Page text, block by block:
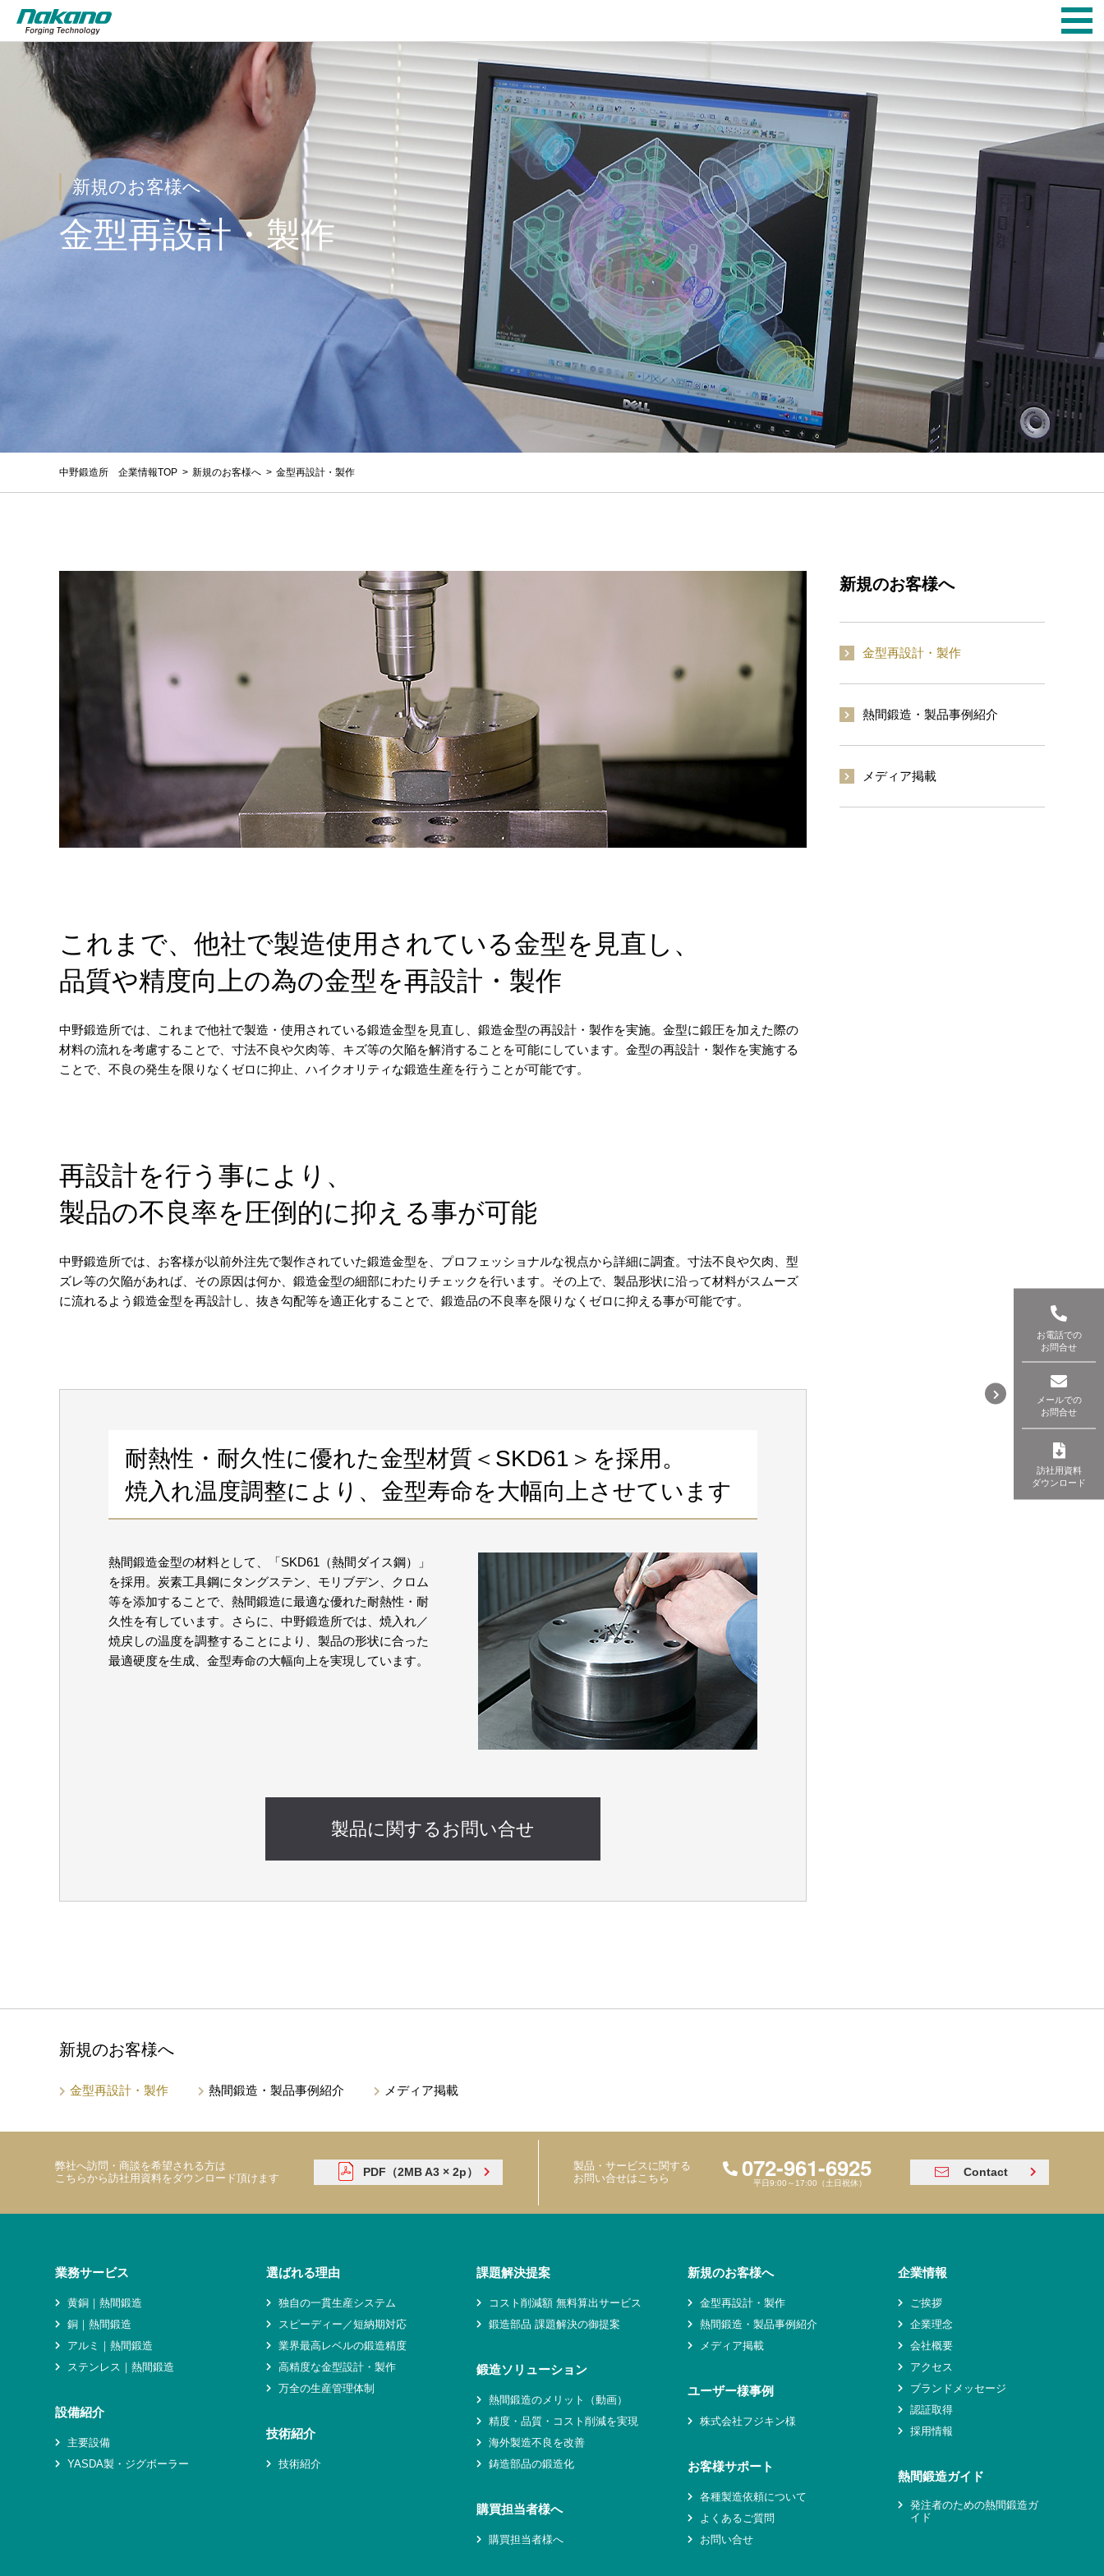
新規のお客様へ
金型再設計・製作
中野鍛造所 企業情報TOP 新規のお客様へ 金型再設計・製作
これまで、他社で製造使用されている金型を見直し、
品質や精度向上の為の金型を再設計・製作
中野鍛造所では、これまで他社で製造・使用されている鍛造金型を見直し、鍛造金型の再設計・製作を実施。金型に鍛圧を加えた際の
材料の流れを考慮することで、寸法不良や欠肉等、キズ等の欠陥を解消することを可能にしています。金型の再設計・製作を実施する
ことで、不良の発生を限りなくゼロに抑止、ハイクオリティな鍛造生産を行うことが可能です。
再設計を行う事により、
製品の不良率を圧倒的に抑える事が可能
中野鍛造所では、お客様が以前外注先で製作されていた鍛造金型を、プロフェッショナルな視点から詳細に調査。寸法不良や欠肉、型
ズレ等の欠陥があれば、その原因は何か、鍛造金型の細部にわたりチェックを行います。その上で、製品形状に沿って材料がスムーズ
に流れるよう鍛造金型を再設計し、抜き勾配等を適正化することで、鍛造品の不良率を限りなくゼロに抑える事が可能です。
耐熱性・耐久性に優れた金型材質＜SKD61＞を採用。
焼入れ温度調整により、金型寿命を大幅向上させています
熱間鍛造金型の材料として、「SKD61（熱間ダイス鋼）」
を採用。炭素工具鋼にタングステン、モリブデン、クロム
等を添加することで、熱間鍛造に最適な優れた耐熱性・耐
久性を有しています。さらに、中野鍛造所では、焼入れ／
焼戻しの温度を調整することにより、製品の形状に合った
最適硬度を生成、金型寿命の大幅向上を実現しています。
製品に関するお問い合せ
新規のお客様へ
金型再設計・製作
熱間鍛造・製品事例紹介
メディア掲載
新規のお客様へ
金型再設計・製作 熱間鍛造・製品事例紹介 メディア掲載
お電話での
お問合せ
メールでの
お問合せ
訪社用資料
ダウンロード
弊社へ訪問・商談を希望される方は
こちらから訪社用資料をダウンロード頂けます
PDF（2MB A3 × 2p）
製品・サービスに関する
お問い合せはこちら
072-961-6925
平日9:00～17:00（土日祝休）
Contact
業務サービス
黄銅｜熱間鍛造
銅｜熱間鍛造
アルミ｜熱間鍛造
ステンレス｜熱間鍛造
設備紹介
主要設備
YASDA製・ジグボーラー
選ばれる理由
独自の一貫生産システム
スピーディー／短納期対応
業界最高レベルの鍛造精度
高精度な金型設計・製作
万全の生産管理体制
技術紹介
技術紹介
課題解決提案
コスト削減額 無料算出サービス
鍛造部品 課題解決の御提案
鍛造ソリューション
熱間鍛造のメリット（動画）
精度・品質・コスト削減を実現
海外製造不良を改善
鋳造部品の鍛造化
購買担当者様へ
購買担当者様へ
新規のお客様へ
金型再設計・製作
熱間鍛造・製品事例紹介
メディア掲載
ユーザー様事例
株式会社フジキン様
お客様サポート
各種製造依頼について
よくあるご質問
お問い合せ
企業情報
ご挨拶
企業理念
会社概要
アクセス
ブランドメッセージ
認証取得
採用情報
熱間鍛造ガイド
発注者のための熱間鍛造ガ
イド